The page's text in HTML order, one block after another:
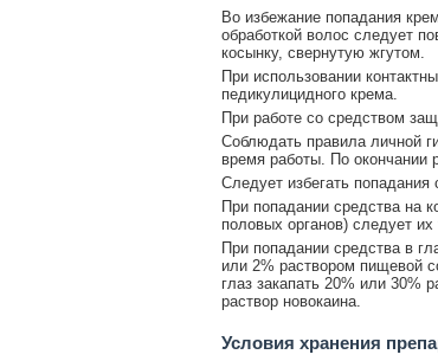
Во избежание попадания
обработкой волос следует
косынку, свернутую жгутом.
При использовании
педикулицидного крема.
При работе со средством
Соблюдать правила личной
время работы. По окончании
Следует избегать попадания
При попадании средства на
половых органов) следует
При попадании средства в
или 2% раствором пищевой
глаз закапать 20% или 30%
раствор новокаина.
Условия хранения